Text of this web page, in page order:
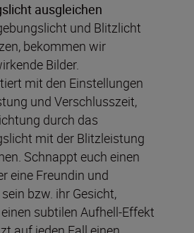
ausgleichen
und Blitzlicht
bekommen wir
Bilder.
mit den Einstellungen
und Verschlusszeit,
durch das
mit der Blitzleistung
Schnappt euch einen
eine Freundin und
bzw. ihr Gesicht,
subtilen Aufhell-Effekt